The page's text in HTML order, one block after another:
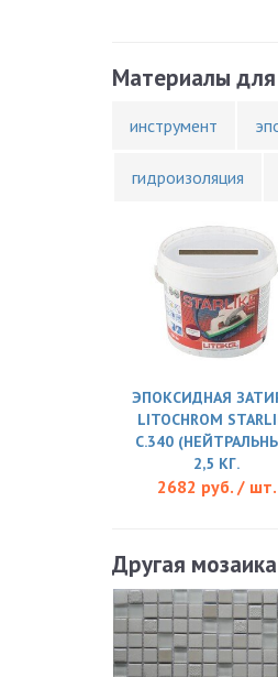
Материалы для
инструмент
гидроизоляция
ЭПОКСИДНАЯ
LITOCHROM
C.340
2,5 КГ.
2682 руб. / шт.
Другая